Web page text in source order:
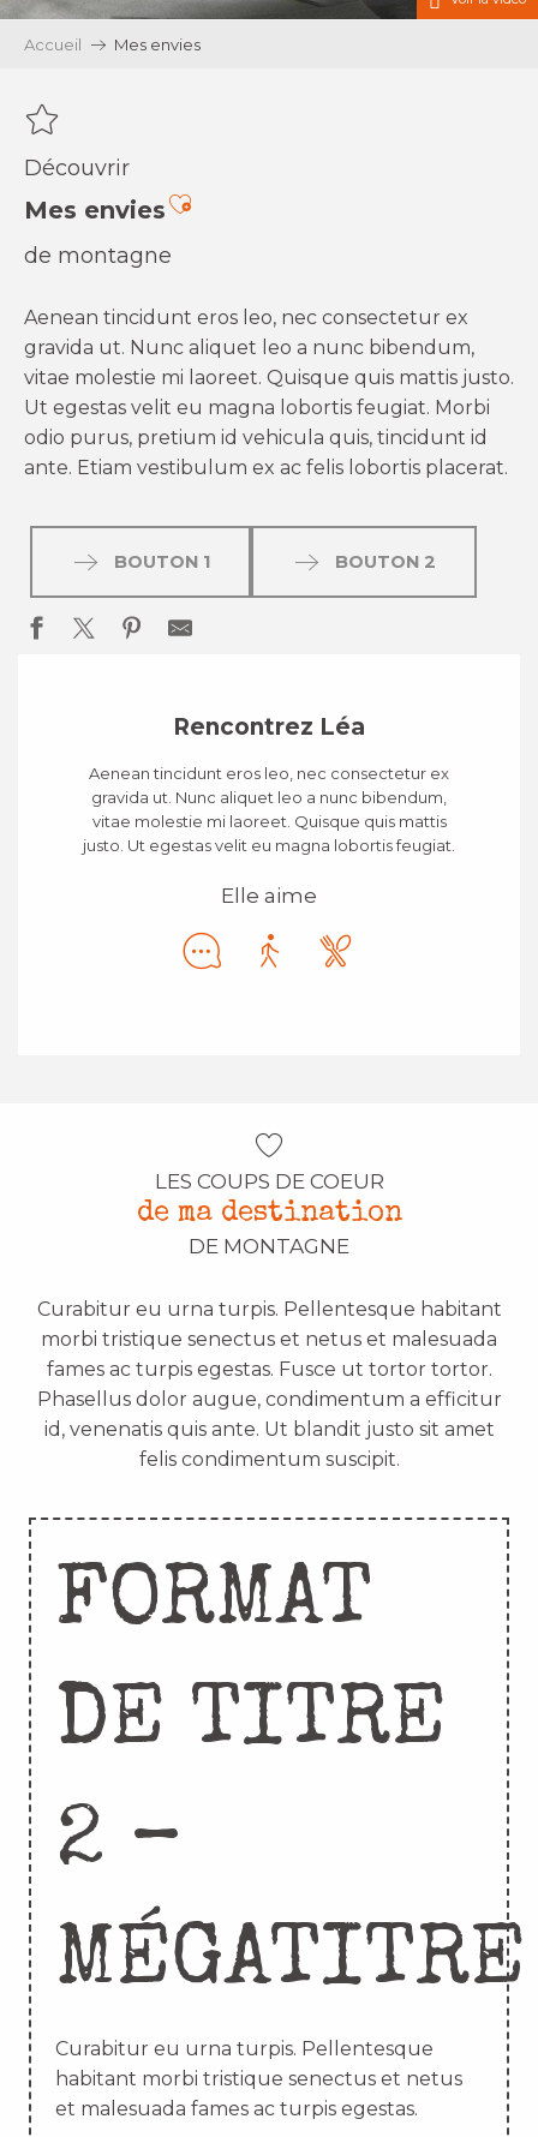
Accueil Mes envies
Découvrir
Mes enviesAjouter aux favoris
de montagne
Aenean tincidunt eros leo, nec consectetur ex
gravida ut. Nunc aliquet leo a nunc bibendum,
vitae molestie mi laoreet. Quisque quis mattis justo.
Ut egestas velit eu magna lobortis feugiat. Morbi
odio purus, pretium id vehicula quis, tincidunt id
ante. Etiam vestibulum ex ac felis lobortis placerat.
BOUTON 1 BOUTON 2
Rencontrez Léa
Aenean tincidunt eros leo, nec consectetur ex
gravida ut. Nunc aliquet leo a nunc bibendum,
vitae molestie mi laoreet. Quisque quis mattis
justo. Ut egestas velit eu magna lobortis feugiat.
Elle aime
LES COUPS DE COEUR
de ma destination
DE MONTAGNE
Curabitur eu urna turpis. Pellentesque habitant
morbi tristique senectus et netus et malesuada
fames ac turpis egestas. Fusce ut tortor tortor.
Phasellus dolor augue, condimentum a efficitur
id, venenatis quis ante. Ut blandit justo sit amet
felis condimentum suscipit.
FORMAT
DE TITRE
2 –
MÉGATITRE
Curabitur eu urna turpis. Pellentesque
habitant morbi tristique senectus et netus
et malesuada fames ac turpis egestas.